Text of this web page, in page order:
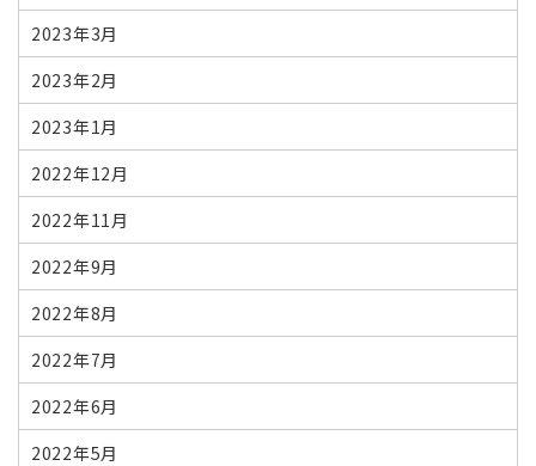
2023年3月
2023年2月
2023年1月
2022年12月
2022年11月
2022年9月
2022年8月
2022年7月
2022年6月
2022年5月